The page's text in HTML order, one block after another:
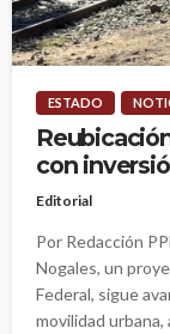
ESTADO
con
Editorial
Por Redacción
Nogales, un
Federal, sigue
movilidad